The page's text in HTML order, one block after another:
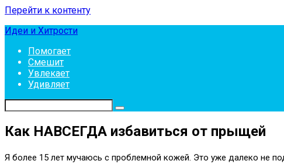
Перейти к контенту
Идеи и Хитрости
Помогает
Смешит
Увлекает
Удивляет
Как НАВСЕГДА избавиться от прыщей
Я более 15 лет мучаюсь с проблемной кожей. Это уже далеко не